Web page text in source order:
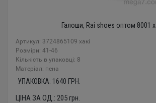
Галоши, Rai shoes оптом 8001
Артикул: 3724865109 хакі
Розміри: 41-46
Кількість в упаковці: 8
Mатеріал: пена
УПАКОВКА: 1640 ГРН.
ЦІНА ЗА ОД.: 205грн.